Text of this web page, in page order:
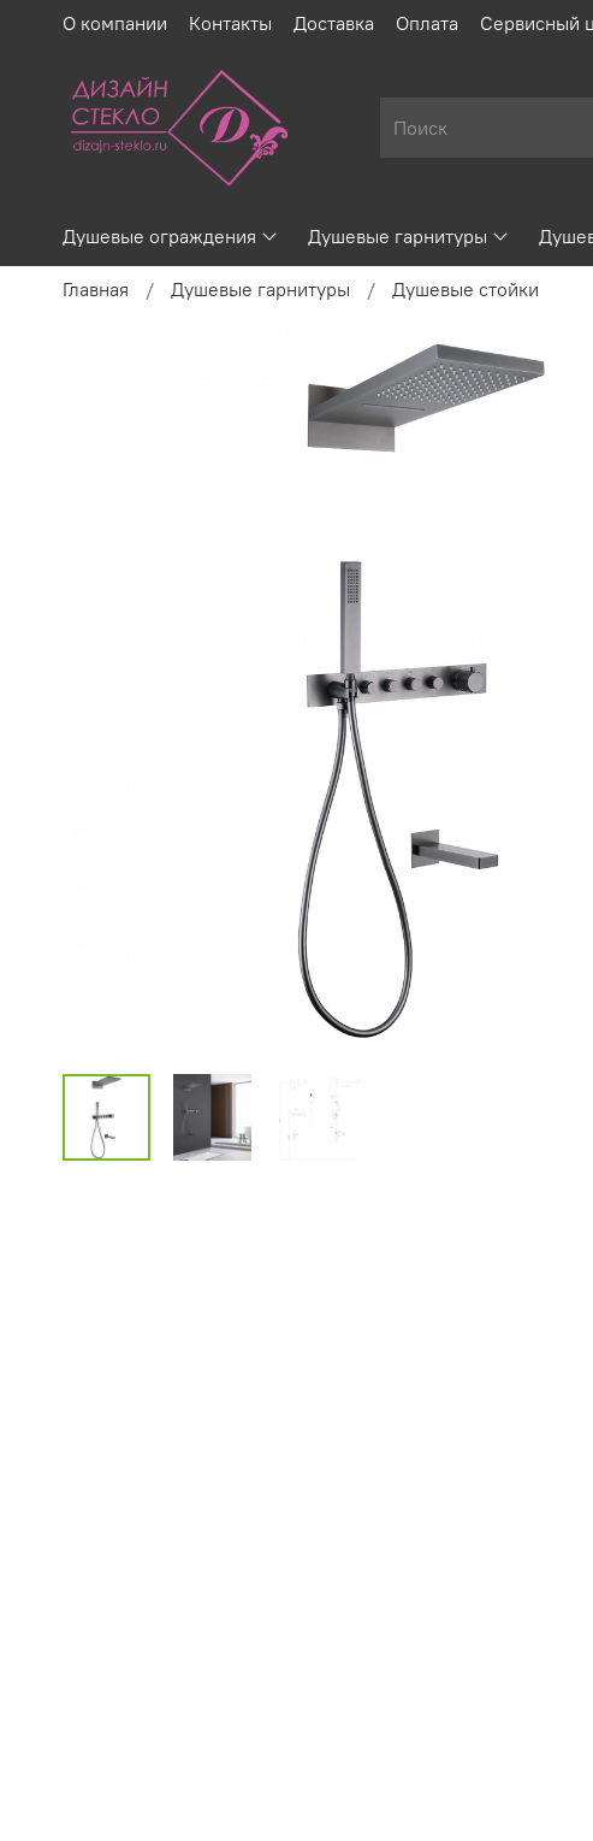
О компании Контакты Доставка Оплата Сервисный
Душевые ограждения Душевые гарнитуры
Главная Душевые гарнитуры Душевые стойки